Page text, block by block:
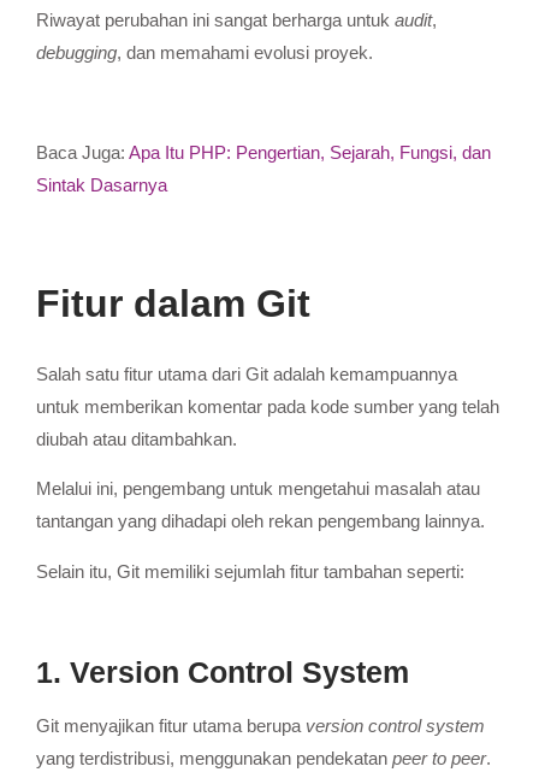
Riwayat perubahan ini sangat berharga untuk audit,
debugging, dan memahami evolusi proyek.
Baca Juga: Apa Itu PHP: Pengertian, Sejarah, Fungsi, dan
Sintak Dasarnya
Fitur dalam Git
Salah satu fitur utama dari Git adalah kemampuannya
untuk memberikan komentar pada kode sumber yang telah
diubah atau ditambahkan.
Melalui ini, pengembang untuk mengetahui masalah atau
tantangan yang dihadapi oleh rekan pengembang lainnya.
Selain itu, Git memiliki sejumlah fitur tambahan seperti:
1. Version Control System
Git menyajikan fitur utama berupa version control system
yang terdistribusi, menggunakan pendekatan peer to peer.